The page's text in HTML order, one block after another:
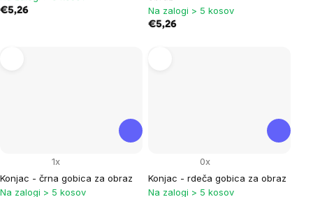
€5,26 Na zalogi > 5 kosov
€5,26
Konjac - črna gobica za obraz
1x
Na zalogi > 5 kosov
Konjac - rdeča gobica za obraz
0x
Na zalogi > 5 kosov